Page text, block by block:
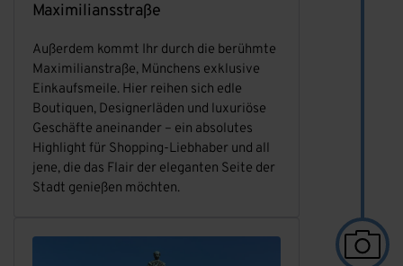
Maximiliansstraße
Außerdem kommt Ihr durch die berühmte
Maximilianstraße, Münchens exklusive
Einkaufsmeile. Hier reihen sich edle
Boutiquen, Designerläden und luxuriöse
Geschäfte aneinander – ein absolutes
Highlight für Shopping-Liebhaber und all
jene, die das Flair der eleganten Seite der
Stadt genießen möchten.